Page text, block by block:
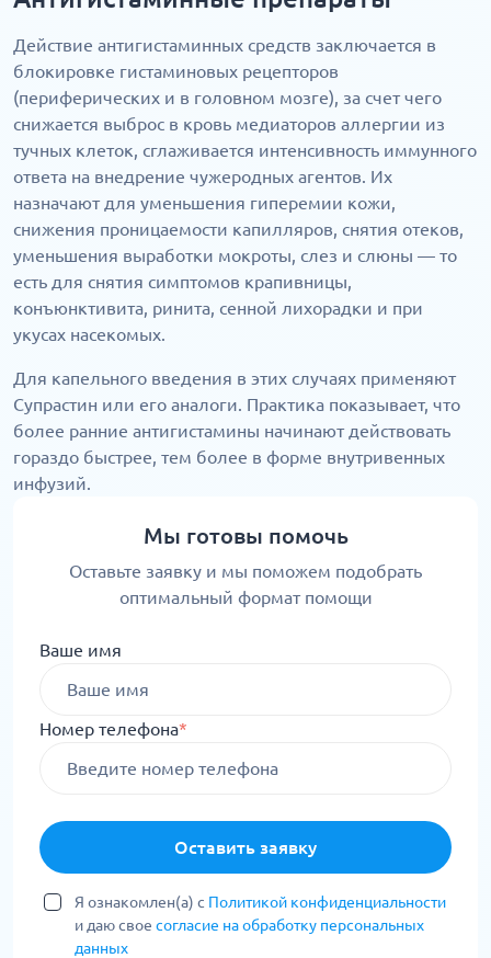
Действие антигистаминных средств заключается в
блокировке гистаминовых рецепторов
(периферических и в головном мозге), за счет чего
снижается выброс в кровь медиаторов аллергии из
тучных клеток, сглаживается интенсивность иммунного
ответа на внедрение чужеродных агентов. Их
назначают для уменьшения гиперемии кожи,
снижения проницаемости капилляров, снятия отеков,
уменьшения выработки мокроты, слез и слюны — то
есть для снятия симптомов крапивницы,
конъюнктивита, ринита, сенной лихорадки и при
укусах насекомых.
Для капельного введения в этих случаях применяют
Супрастин или его аналоги. Практика показывает, что
более ранние антигистамины начинают действовать
гораздо быстрее, тем более в форме внутривенных
инфузий.
Мы готовы помочь
Оставьте заявку и мы поможем подобрать
оптимальный формат помощи
Ваше имя
Номер телефона*
Оставить заявку
Я ознакомлен(а) с Политикой конфиденциальности
и даю свое согласие на обработку персональных
данных